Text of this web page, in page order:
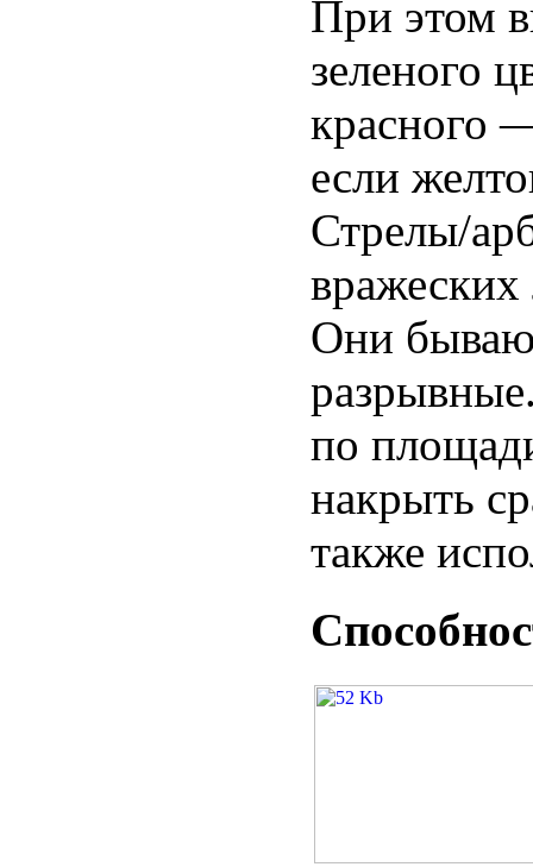
При этом
зеленого
красного
если
Стрелы/
вражеских
Они
по
накрыть
также